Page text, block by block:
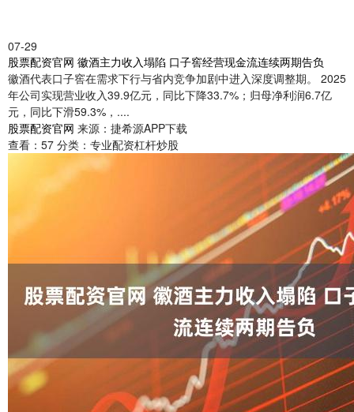
07-29
股票配资官网 徽酒主力收入塌陷 口子窖经营现金流连续两期告负
徽酒代表口子窖在需求下行与省内竞争加剧中进入深度调整期。 2025
年公司实现营业收入39.9亿元，同比下降33.7%；归母净利润6.7亿
元，同比下滑59.3%，....
股票配资官网 来源：捷希源APP下载
查看： 57 分类： 专业配资杠杆炒股